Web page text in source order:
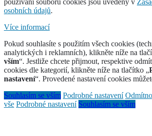
osobních údajů.
Více informací
Pokud souhlasíte s použitím všech cookies
analytických i reklamních), klikněte níže na
vším“. Jestliže chcete přijmout, respektive
cookies dle kategorií, klikněte níže na tlačítko „
nastavení“. Provedené nastavení cookies
Souhlasím se vším Podrobné nastavení
vše Podrobné nastavení Souhlasím se vším